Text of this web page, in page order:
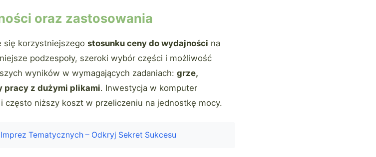
oraz zastosowania
się korzystniejszego stosunku ceny do wydajności na
podzespoły, szeroki wybór części i możliwość
wyników w wymagających zadaniach: grze,
pracy z dużymi plikami. Inwestycja w komputer
często niższy koszt w przeliczeniu na jednostkę mocy.
Tematycznych – Odkryj Sekret Sukcesu